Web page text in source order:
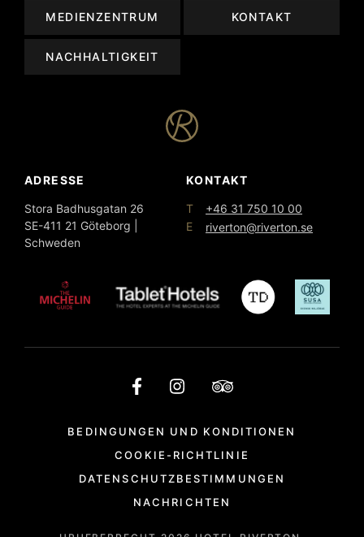
MEDIENZENTRUM KONTAKT
NACHHALTIGKEIT
ADRESSE
Stora Badhusgatan 26
SE-411 21 Göteborg |
Schweden
KONTAKT
T
+46 31 750 10 00
E
riverton@riverton.se
BEDINGUNGEN UND KONDITIONEN
COOKIE-RICHTLINIE
DATENSCHUTZBESTIMMUNGEN
NACHRICHTEN